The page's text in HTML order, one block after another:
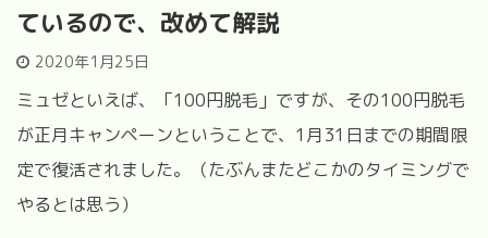
ているので、改めて解説
2020年1月25日
ミュゼといえば、「100円脱毛」ですが、その100円脱毛
が正月キャンペーンということで、1月31日までの期間限
定で復活されました。（たぶんまたどこかのタイミングで
やるとは思う）